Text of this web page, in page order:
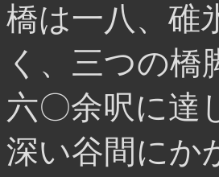
橋は一八、碓
く、三つの
六〇余呎に達
深い谷間にか